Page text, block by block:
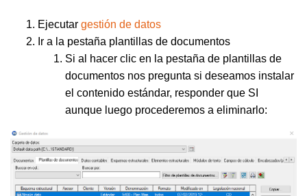
Ejecutar gestión de datos
Ir a la pestaña plantillas de documentos
Si al hacer clic en la pestaña de plantillas de
documentos nos pregunta si deseamos instalar
el contenido estándar, responder que SI
aunque luego procederemos a eliminarlo: